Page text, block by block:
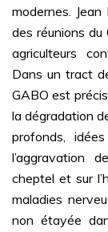
modernes.
des réunions
agriculteurs
Dans un tract
GABO est
la dégradation
profonds,
l’aggravation
cheptel et sur
maladies
non étayée